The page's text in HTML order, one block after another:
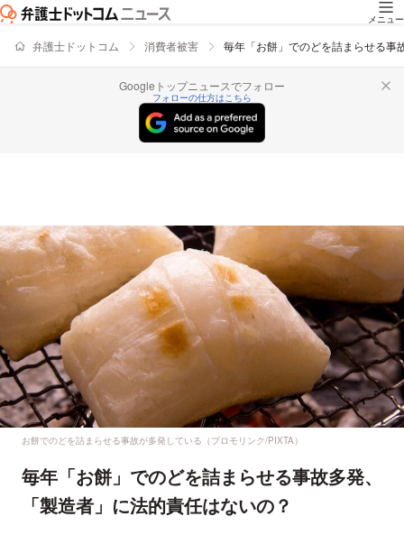
メニュー
弁護士ドットコム 消費者被害 毎年「お餅」でのどを詰まらせる事
Googleトップニュースでフォロー
フォローの仕方はこちら
お餅でのどを詰まらせる事故が多発している（プロモリンク/PIXTA）
毎年「お餅」でのどを詰まらせる事故多発、
「製造者」に法的責任はないの？